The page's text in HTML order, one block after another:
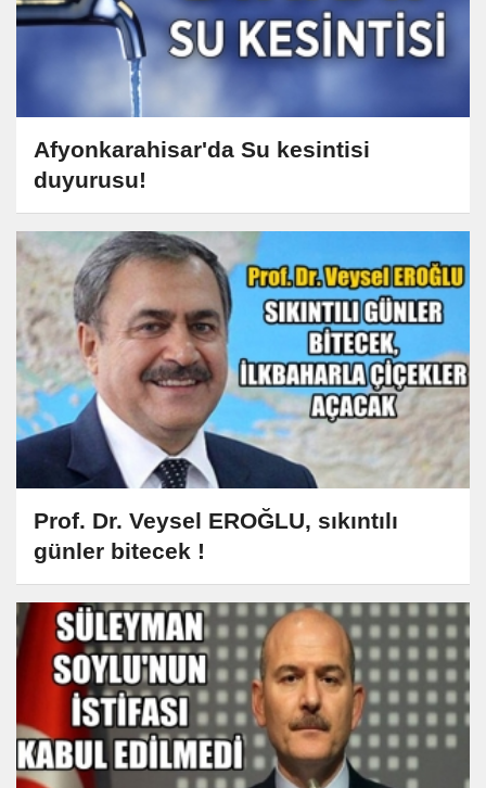
Afyonkarahisar'da Su kesintisi
duyurusu!
Prof. Dr. Veysel EROĞLU, sıkıntılı
günler bitecek !